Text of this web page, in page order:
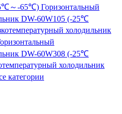
～-65℃) Горизонтальный
DW-60W105 (-25℃
холодильник
DW-60W308 (-25℃
холодильник
категории